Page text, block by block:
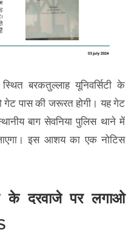
बरकतुल्लाह यूनिवर्सिटी के
गेट पास की जरूरत होगी। यह गेट
बाग सेवनिया पुलिस थाने में
जाएगा। इस आशय का एक नोटिस
के दरवाजे पर लगाओ